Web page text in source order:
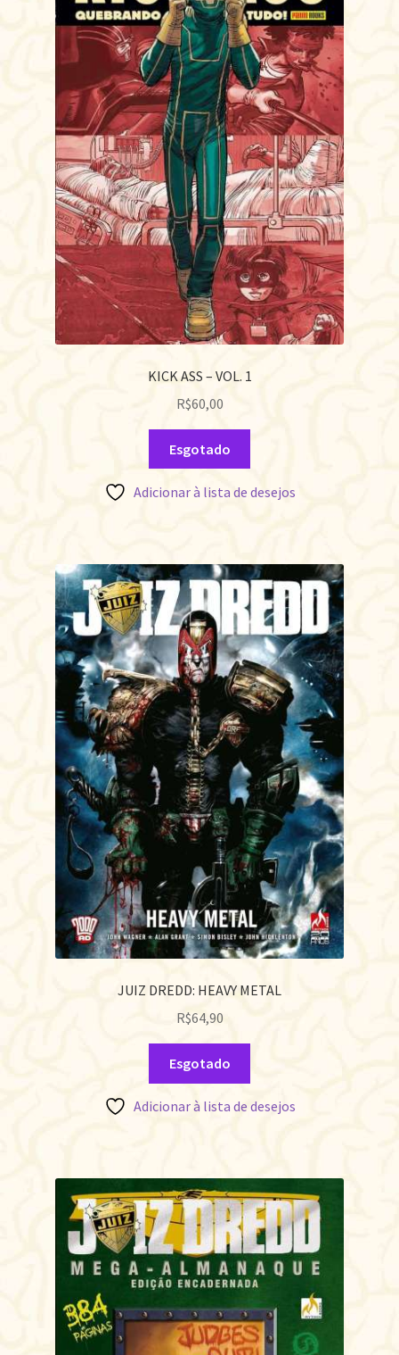
KICK ASS – VOL. 1
R$60,00
Esgotado
Adicionar à lista de desejos
JUIZ DREDD: HEAVY METAL
R$64,90
Esgotado
Adicionar à lista de desejos